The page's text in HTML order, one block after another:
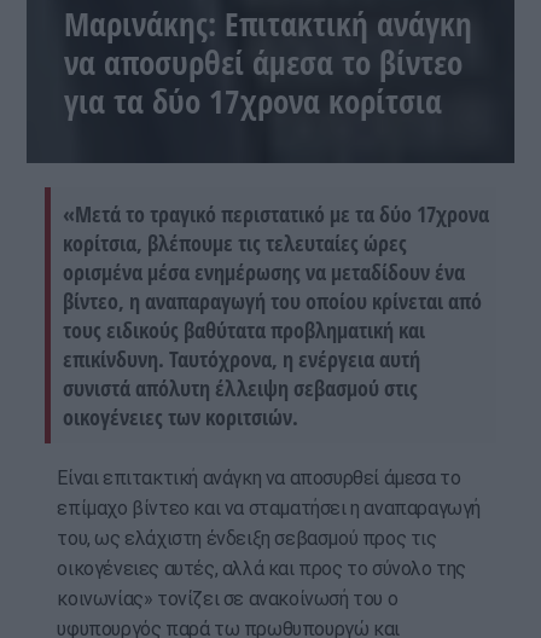
Μαρινάκης: Επιτακτική ανάγκη
να αποσυρθεί άμεσα το βίντεο
για τα δύο 17χρονα κορίτσια
«Μετά το τραγικό περιστατικό με τα δύο 17χρονα
κορίτσια, βλέπουμε τις τελευταίες ώρες
ορισμένα μέσα ενημέρωσης να μεταδίδουν ένα
βίντεο, η αναπαραγωγή του οποίου κρίνεται από
τους ειδικούς βαθύτατα προβληματική και
επικίνδυνη. Ταυτόχρονα, η ενέργεια αυτή
συνιστά απόλυτη έλλειψη σεβασμού στις
οικογένειες των κοριτσιών.
Είναι επιτακτική ανάγκη να αποσυρθεί άμεσα το
επίμαχο βίντεο και να σταματήσει η αναπαραγωγή
του, ως ελάχιστη ένδειξη σεβασμού προς τις
οικογένειες αυτές, αλλά και προς το σύνολο της
κοινωνίας» τονίζει σε ανακοίνωσή του ο
υφυπουργός παρά τω πρωθυπουργώ και